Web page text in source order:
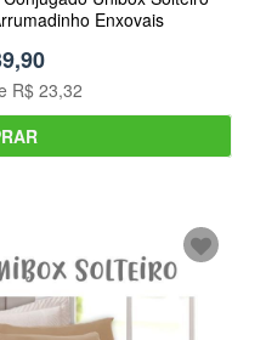
Enxovais
R$ 23,32